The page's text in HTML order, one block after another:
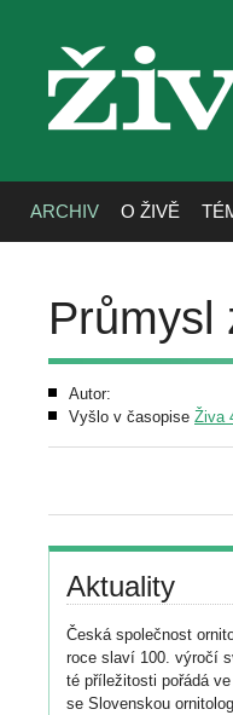
živa
ARCHIV O ŽIVĚ
Průmysl
Autor:
Vyšlo v časopise Živa
Aktuality
Česká společnost
roce slaví 100. výročí
té příležitosti pořádá
se Slovenskou